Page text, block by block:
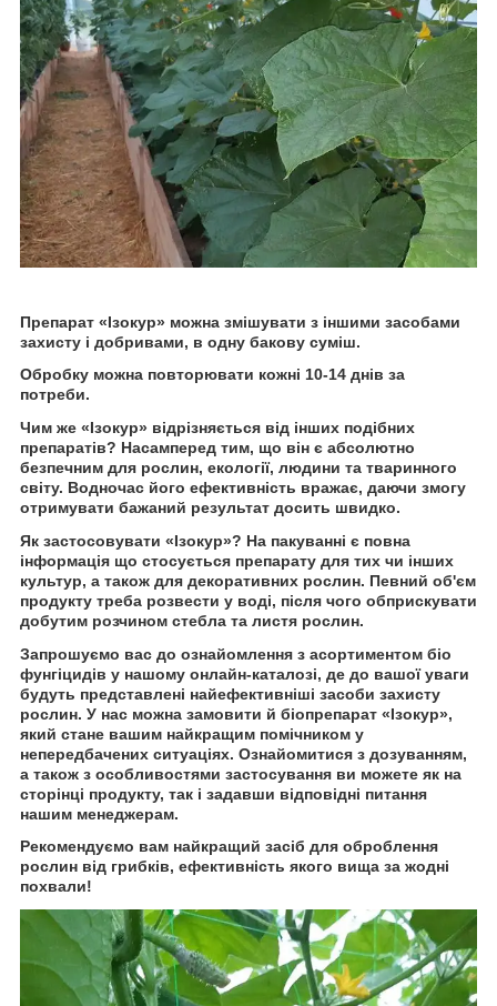
Препарат «Ізокур» можна змішувати з іншими засобами
захисту і добривами, в одну бакову суміш.
Обробку можна повторювати кожні 10-14 днів за
потреби.
Чим же «Ізокур» відрізняється від інших подібних
препаратів? Насамперед тим, що він є абсолютно
безпечним для рослин, екології, людини та тваринного
світу. Водночас його ефективність вражає, даючи змогу
отримувати бажаний результат досить швидко.
Як застосовувати «Ізокур»? На пакуванні є повна
інформація що стосується препарату для тих чи інших
культур, а також для декоративних рослин. Певний об'єм
продукту треба розвести у воді, після чого обприскувати
добутим розчином стебла та листя рослин.
Запрошуємо вас до ознайомлення з асортиментом біо
фунгіцидів у нашому онлайн-каталозі, де до вашої уваги
будуть представлені найефективніші засоби захисту
рослин. У нас можна замовити й біопрепарат «Ізокур»,
який стане вашим найкращим помічником у
непередбачених ситуаціях. Ознайомитися з дозуванням,
а також з особливостями застосування ви можете як на
сторінці продукту, так і задавши відповідні питання
нашим менеджерам.
Рекомендуємо вам найкращий засіб для оброблення
рослин від грибків, ефективність якого вища за жодні
похвали!